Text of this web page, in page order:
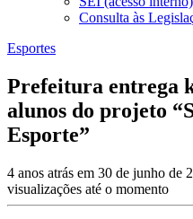
Consulta às
Esportes
Prefeitura entrega
alunos do projeto
Esporte”
4 anos atrás em 30 de junho de
visualizações até o momento